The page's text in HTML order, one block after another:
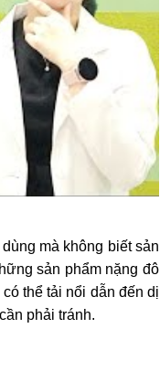
mà không biết sản
sản phẩm nặng đô
thể tải nổi dẫn đến dị
phải tránh.